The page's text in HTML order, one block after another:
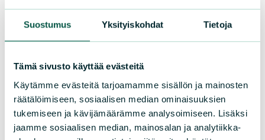
Suostumus Yksityiskohdat Tietoja
Tämä sivusto käyttää evästeitä
Käytämme evästeitä tarjoamamme sisällön ja mainosten
räätälöimiseen, sosiaalisen median ominaisuuksien
tukemiseen ja kävijämäärämme analysoimiseen. Lisäksi
jaamme sosiaalisen median, mainosalan ja analytiikka-
inkoo-siuntio@sll.fi
Facebook